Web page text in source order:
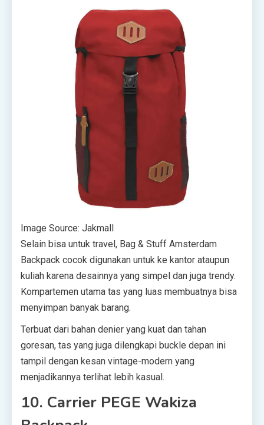
Image Source: Jakmall
Selain bisa untuk travel, Bag & Stuff Amsterdam
Backpack cocok digunakan untuk ke kantor ataupun
kuliah karena desainnya yang simpel dan juga trendy.
Kompartemen utama tas yang luas membuatnya bisa
menyimpan banyak barang.
Terbuat dari bahan denier yang kuat dan tahan
goresan, tas yang juga dilengkapi buckle depan ini
tampil dengan kesan vintage-modern yang
menjadikannya terlihat lebih kasual.
10. Carrier PEGE Wakiza